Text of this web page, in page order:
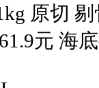
原切
元 海